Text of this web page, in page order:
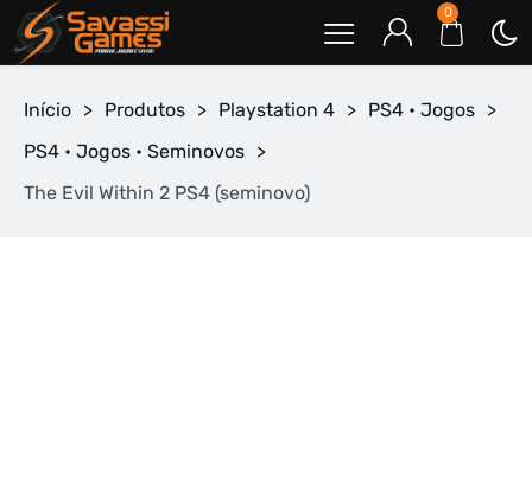
0
Início > Produtos > Playstation 4 > PS4 • Jogos >
PS4 • Jogos • Seminovos >
The Evil Within 2 PS4 (seminovo)